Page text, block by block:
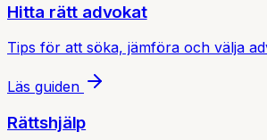
Hitta rätt advokat
Tips för att söka, jämföra och välja
Läs guiden
Rättshjälp